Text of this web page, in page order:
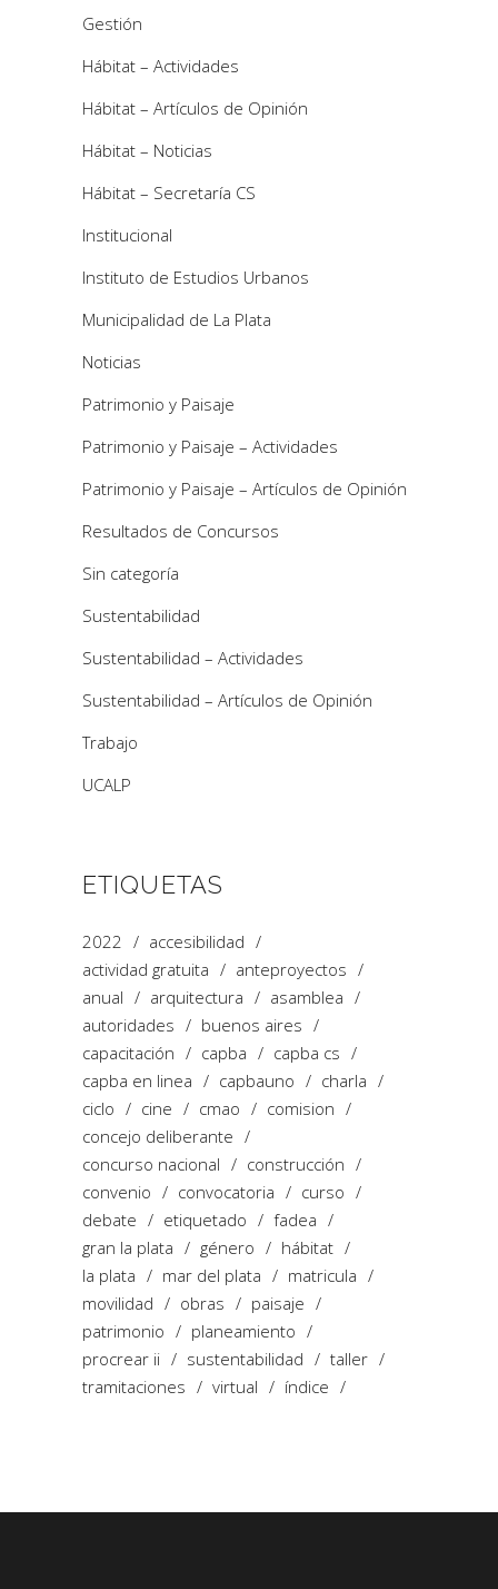
Gestión
Hábitat – Actividades
Hábitat – Artículos de Opinión
Hábitat – Noticias
Hábitat – Secretaría CS
Institucional
Instituto de Estudios Urbanos
Municipalidad de La Plata
Noticias
Patrimonio y Paisaje
Patrimonio y Paisaje – Actividades
Patrimonio y Paisaje – Artículos de Opinión
Resultados de Concursos
Sin categoría
Sustentabilidad
Sustentabilidad – Actividades
Sustentabilidad – Artículos de Opinión
Trabajo
UCALP
ETIQUETAS
2022
accesibilidad
actividad gratuita
anteproyectos
anual
arquitectura
asamblea
autoridades
buenos aires
capacitación
capba
capba cs
capba en linea
capbauno
charla
ciclo
cine cmao
comision
concejo deliberante
concurso nacional
construcción
convenio
convocatoria
curso
debate
etiquetado
fadea
gran la plata
género
hábitat
la plata
mar del plata
matricula
movilidad
obras
paisaje
patrimonio
planeamiento
procrear ii
sustentabilidad
taller
tramitaciones
virtual índice